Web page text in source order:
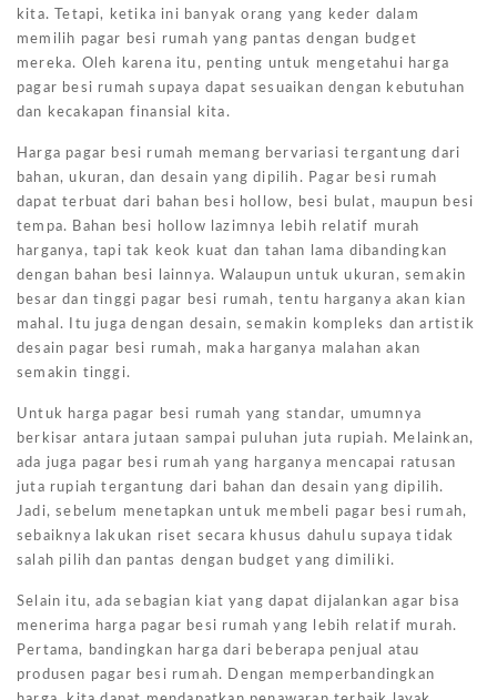
kita. Tetapi, ketika ini banyak orang yang keder dalam
memilih pagar besi rumah yang pantas dengan budget
mereka. Oleh karena itu, penting untuk mengetahui harga
pagar besi rumah supaya dapat sesuaikan dengan kebutuhan
dan kecakapan finansial kita.
Harga pagar besi rumah memang bervariasi tergantung dari
bahan, ukuran, dan desain yang dipilih. Pagar besi rumah
dapat terbuat dari bahan besi hollow, besi bulat, maupun besi
tempa. Bahan besi hollow lazimnya lebih relatif murah
harganya, tapi tak keok kuat dan tahan lama dibandingkan
dengan bahan besi lainnya. Walaupun untuk ukuran, semakin
besar dan tinggi pagar besi rumah, tentu harganya akan kian
mahal. Itu juga dengan desain, semakin kompleks dan artistik
desain pagar besi rumah, maka harganya malahan akan
semakin tinggi.
Untuk harga pagar besi rumah yang standar, umumnya
berkisar antara jutaan sampai puluhan juta rupiah. Melainkan,
ada juga pagar besi rumah yang harganya mencapai ratusan
juta rupiah tergantung dari bahan dan desain yang dipilih.
Jadi, sebelum menetapkan untuk membeli pagar besi rumah,
sebaiknya lakukan riset secara khusus dahulu supaya tidak
salah pilih dan pantas dengan budget yang dimiliki.
Selain itu, ada sebagian kiat yang dapat dijalankan agar bisa
menerima harga pagar besi rumah yang lebih relatif murah.
Pertama, bandingkan harga dari beberapa penjual atau
produsen pagar besi rumah. Dengan memperbandingkan